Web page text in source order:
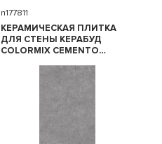
n177811
КЕРАМИЧЕСКАЯ ПЛИТКА
ДЛЯ СТЕНЫ КЕРАБУД
COLORMIX CEMENTO